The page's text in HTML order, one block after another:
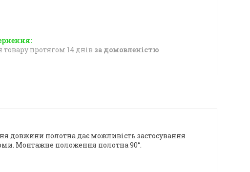
протягом 14 днів за домовленістю
довжини полотна дає можливість застосування
Монтажне положення полотна 90°.